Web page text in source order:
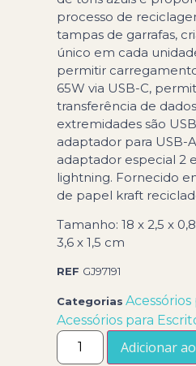
processo de
tampas de garrafas,
único em cada
permitir
65W via USB-C,
transferência de
extremidades são
adaptador para USB-
adaptador especial 2
lightning. Fornecido
de papel kraft
Tamanho: 18 x 2,5 x
3,6 x 1,5 cm
REF GJ97191
Categorias
Acessórios para
Adicionar